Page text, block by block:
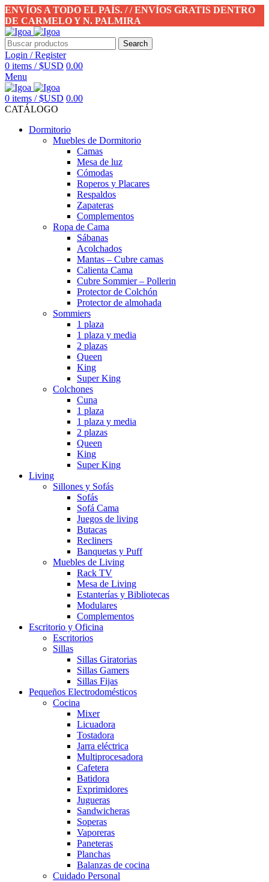
ENVÍOS A TODO EL PAÍS. / / ENVÍOS GRATIS DENTRO
DE CARMELO Y N. PALMIRA
Search
Login / Register
0 items / $USD 0.00
Menu
0 items / $USD 0.00
CATÁLOGO
Dormitorio
Muebles de Dormitorio
Camas
Mesa de luz
Cómodas
Roperos y Placares
Respaldos
Zapateras
Complementos
Ropa de Cama
Sábanas
Acolchados
Mantas – Cubre camas
Calienta Cama
Cubre Sommier – Pollerin
Protector de Colchón
Protector de almohada
Sommiers
1 plaza
1 plaza y media
2 plazas
Queen
King
Super King
Colchones
Cuna
1 plaza
1 plaza y media
2 plazas
Queen
King
Super King
Living
Sillones y Sofás
Sofás
Sofá Cama
Juegos de living
Butacas
Recliners
Banquetas y Puff
Muebles de Living
Rack TV
Mesa de Living
Estanterías y Bibliotecas
Modulares
Complementos
Escritorio y Oficina
Escritorios
Sillas
Sillas Giratorias
Sillas Gamers
Sillas Fijas
Pequeños Electrodomésticos
Cocina
Mixer
Licuadora
Tostadora
Jarra eléctrica
Multiprocesadora
Cafetera
Batidora
Exprimidores
Jugueras
Sandwicheras
Soperas
Vaporeras
Paneteras
Planchas
Balanzas de cocina
Cuidado Personal